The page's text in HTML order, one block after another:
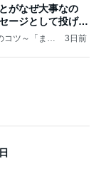
がなぜ大事なの
ージとして投げる
コツ～「まと
3日前
の記録